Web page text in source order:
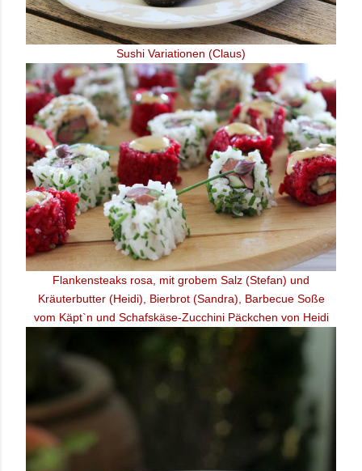
Sushi Variationen (Claus)
Flankensteaks rosa, mit grobem Salz (Stefan) und
Kräuterbutter (Heidi), Bierbrot (Sandra), Barbecue Soße
vom Käpt`n und Schafskäse-Zucchini Päckchen von Heidi